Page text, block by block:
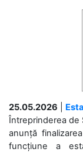
25.05.2026
Întreprinderea de
anunță
funcțiune a